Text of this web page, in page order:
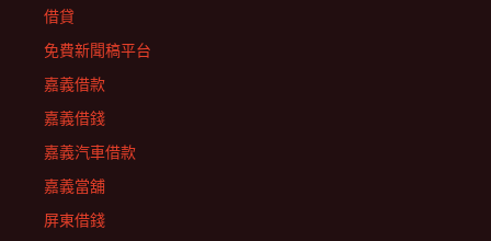
借貸
免費新聞稿平台
嘉義借款
嘉義借錢
嘉義汽車借款
嘉義當舖
屏東借錢